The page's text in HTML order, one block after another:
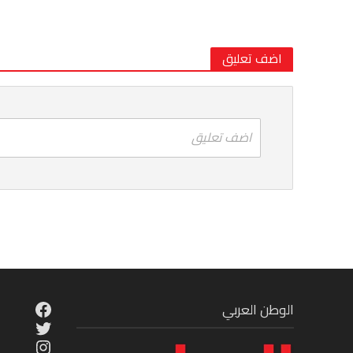
اضف تعليق
اضف تعليق
Twitter الوطن العربي